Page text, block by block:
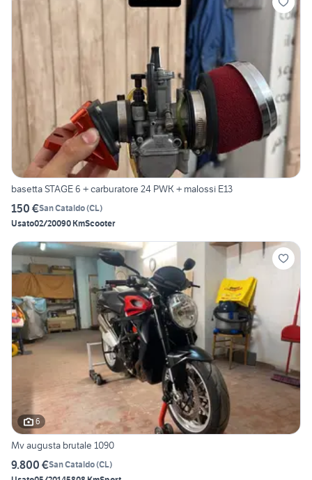
basetta STAGE 6 + carburatore 24 PWK + malossi E13
150 €San Cataldo(CL)
Usato02/20090 KmScooter
6
Mv augusta brutale 1090
9.800 €San Cataldo(CL)